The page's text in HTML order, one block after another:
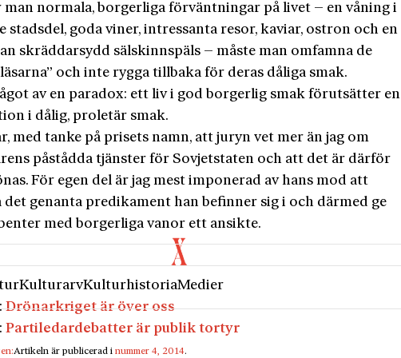
man normala, borgerliga förväntningar på livet – en våning i
stadsdel, goda viner, intressanta resor, kaviar, ostron och en
skräddarsydd sälskinnspäls – måste man omfamna de
och inte rygga tillbaka för deras dåliga smak.
av en paradox: ett liv i god borgerlig smak förutsätter en
i dålig, proletär smak.
med tanke på prisets namn, att juryn vet mer än jag om
påstådda tjänster för Sovjetstaten och att det är därför
För egen del är jag mest imponerad av hans mod att
det genanta predikament han befinner sig i och därmed ge
med borgerliga vanor ett ansikte.
KulturarvKulturhistoriaMedier
Drönarkriget är över oss
Partiledardebatter är publik tortyr
Artikeln är publicerad inummer 4, 2014.